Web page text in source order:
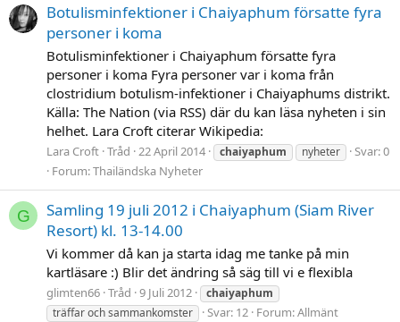
Botulisminfektioner i Chaiyaphum försatte fyra
personer i koma
Botulisminfektioner i Chaiyaphum försatte fyra
personer i koma Fyra personer var i koma från
clostridium botulism-infektioner i Chaiyaphums distrikt.
Källa: The Nation (via RSS) där du kan läsa nyheten i sin
helhet. Lara Croft citerar Wikipedia:
Lara Croft Tråd 22 April 2014 chaiyaphum nyheter
Svar: 0
Forum:Thailändska Nyheter
G
Samling 19 juli 2012 i Chaiyaphum (Siam River
Resort) kl. 13-14.00
Vi kommer då kan ja starta idag me tanke på min
kartläsare :) Blir det ändring så säg till vi e flexibla
glimten66 Tråd 9 Juli 2012
chaiyaphum
träffar och sammankomster
Svar: 12 Forum:Allmänt